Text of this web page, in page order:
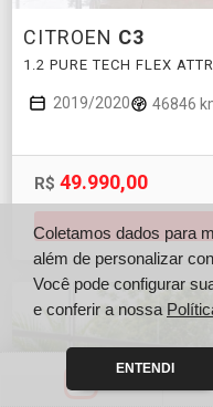
CITROEN C3
1.2 PURE TECH FLEX
2019/2020 46846
R$ 49.990,00
Coletamos dados para
além de personalizar
Você pode configurar
e conferir a nossa
ENTENDI